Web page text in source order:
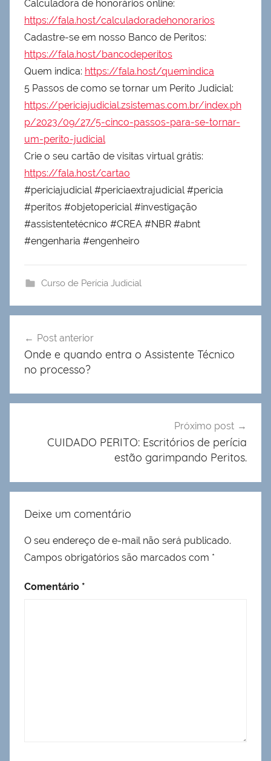
Calculadora de honorários online:
https://fala.host/calculadoradehonorarios
Cadastre-se em nosso Banco de Peritos:
https://fala.host/bancodeperitos
Quem indica: https://fala.host/quemindica
5 Passos de como se tornar um Perito Judicial:
https://periciajudicial.zsistemas.com.br/index.ph
p/2023/09/27/5-cinco-passos-para-se-tornar-
um-perito-judicial
Crie o seu cartão de visitas virtual grátis:
https://fala.host/cartao
#periciajudicial #periciaextrajudicial #pericia
#peritos #objetopericial #investigação
#assistentetécnico #CREA #NBR #abnt
#engenharia #engenheiro
Curso de Perícia Judicial
de
Post
Post anterior
Onde e quando entra o Assistente Técnico
no processo?
Próximo post
CUIDADO PERITO: Escritórios de perícia
estão garimpando Peritos.
Deixe um comentário
O seu endereço de e-mail não será publicado.
Campos obrigatórios são marcados com *
Comentário *